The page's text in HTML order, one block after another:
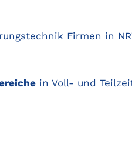
Firmen in
in Voll- und